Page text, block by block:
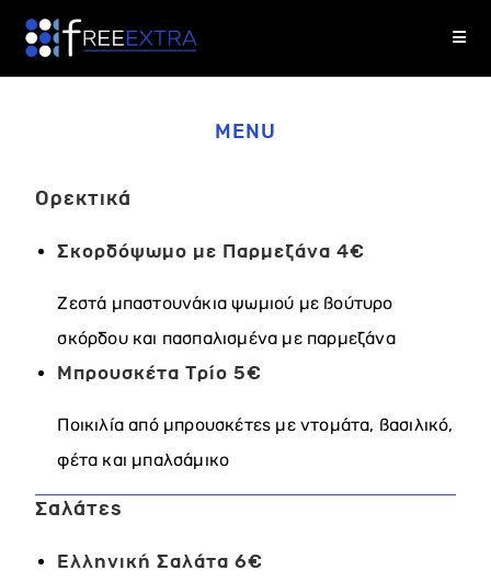
MENU
Ορεκτικά
Σκορδόψωμο με Παρμεζάνα 4€
Ζεστά μπαστουνάκια ψωμιού με βούτυρο
σκόρδου και πασπαλισμένα με παρμεζάνα
Μπρουσκέτα Τρίο 5€
Ποικιλία από μπρουσκέτες με ντομάτα, βασιλικό,
φέτα και μπαλσάμικο
Σαλάτες
Ελληνική Σαλάτα 6€